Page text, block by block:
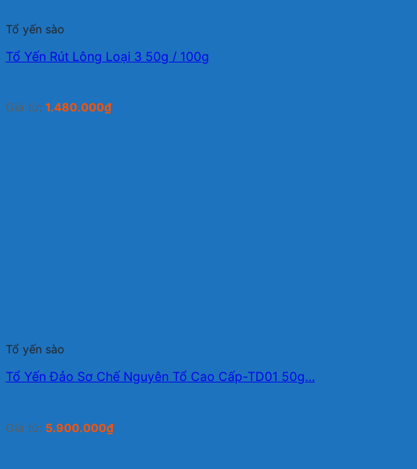
Tổ yến sào
Tổ Yến Rút Lông Loại 3 50g / 100g
Giá từ: 1.480.000₫
Tổ yến sào
Tổ Yến Đảo Sơ Chế Nguyên Tổ Cao Cấp-TD01 50g…
Giá từ: 5.900.000₫